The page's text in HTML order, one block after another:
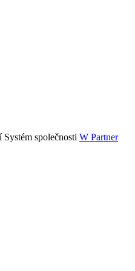
společnosti W Partner